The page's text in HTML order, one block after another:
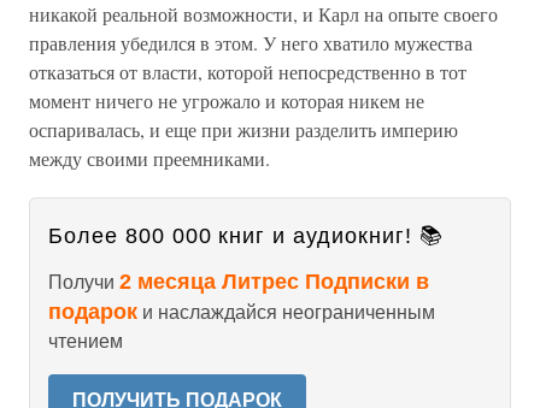
никакой реальной возможности, и Карл на опыте своего
правления убедился в этом. У него хватило мужества
отказаться от власти, которой непосредственно в тот
момент ничего не угрожало и которая никем не
оспаривалась, и еще при жизни разделить империю
между своими преемниками.
Более 800 000 книг и аудиокниг! 📚
Получи 2 месяца Литрес Подписки в
подарок и наслаждайся неограниченным
чтением
ПОЛУЧИТЬ ПОДАРОК